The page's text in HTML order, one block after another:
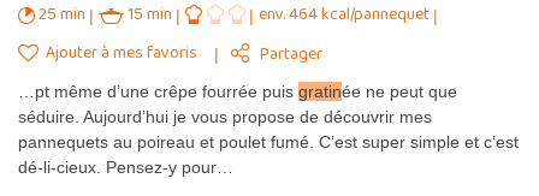
25 min 15 min
env. 464 kcal/pannequet
Ajouter à mes favoris
Partager
…pt même d’une crêpe fourrée puis gratinée ne peut que
séduire. Aujourd’hui je vous propose de découvrir mes
pannequets au poireau et poulet fumé. C’est super simple et c’est
dé-li-cieux. Pensez-y pour…